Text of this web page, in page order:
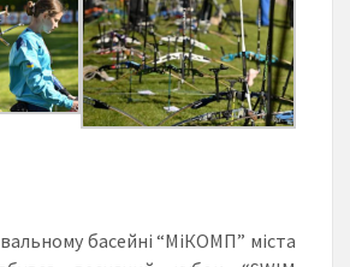
басейні “МіКОМП” міста